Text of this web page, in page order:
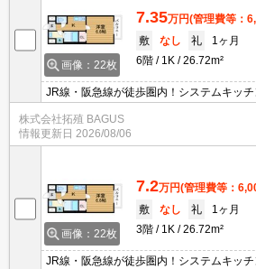
画像：22枚
7.35万円(管理費等：
敷
なし 礼
1ヶ月
6階
1K 26.72m²
JR線・阪急線が徒歩圏内！システムキッチ
ＢＯＸ、ＴＶモニターホン完備。
株式会社拓殖 BAGUS
情報更新日 2026/08/06
画像：22枚
7.2万円(管理費等：
敷
なし 礼
1ヶ月
3階
1K 26.72m²
JR線・阪急線が徒歩圏内！システムキッチ